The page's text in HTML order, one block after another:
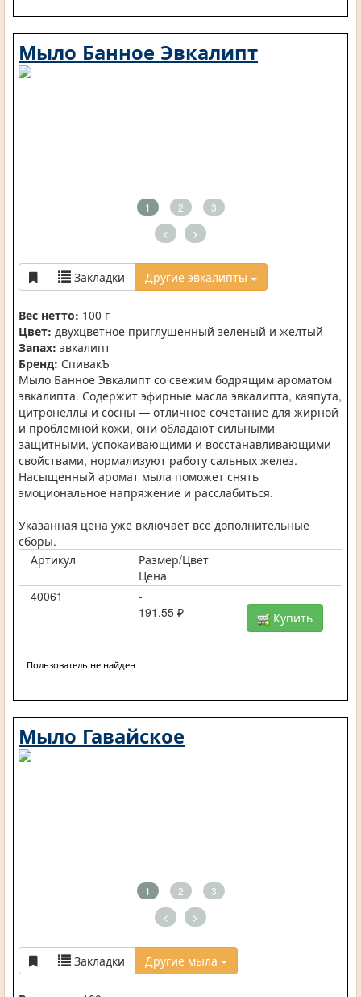
Мыло Банное Эвкалипт
1 2 3
< >
Закладки Другие эвкалипты
Вес нетто: 100 г
Цвет: двухцветное приглушенный зеленый и желтый
Запах: эвкалипт
Бренд: СпивакЪ
Мыло Банное Эвкалипт со свежим бодрящим ароматом
эвкалипта. Содержит эфирные масла эвкалипта, каяпута,
цитронеллы и сосны — отличное сочетание для жирной
и проблемной кожи, они обладают сильными
защитными, успокаивающими и восстанавливающими
свойствами, нормализуют работу сальных желез.
Насыщенный аромат мыла поможет снять
эмоциональное напряжение и расслабиться.
Указанная цена уже включает все дополнительные
сборы.
Артикул
Размер/Цвет
Цена
40061
-
191,55 ₽
Купить
Пользователь не найден
Мыло Гавайское
1 2 3
< >
Закладки Другие мыла